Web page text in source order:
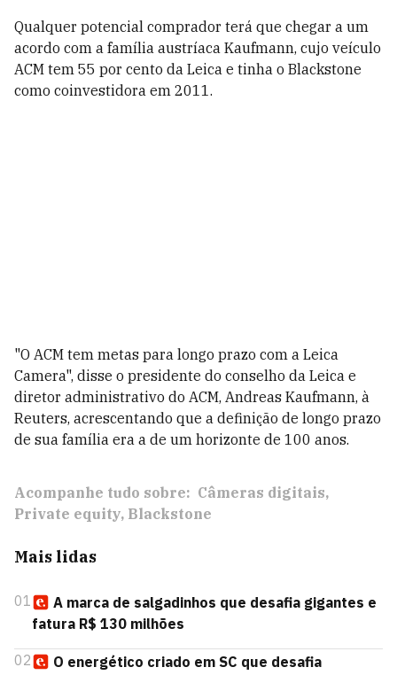
Qualquer potencial comprador terá que chegar a um
acordo com a família austríaca Kaufmann, cujo veículo
ACM tem 55 por cento da Leica e tinha o Blackstone
como coinvestidora em 2011.
"O ACM tem metas para longo prazo com a Leica
Camera", disse o presidente do conselho da Leica e
diretor administrativo do ACM, Andreas Kaufmann, à
Reuters, acrescentando que a definição de longo prazo
de sua família era a de um horizonte de 100 anos.
Acompanhe tudo sobre: Câmeras digitais
Private equity Blackstone
Mais lidas
01
A marca de salgadinhos que desafia gigantes e
fatura R$ 130 milhões
02
O energético criado em SC que desafia